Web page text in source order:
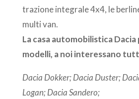
trazione integrale 4x4, le
multi van.
La casa automobilisticaDacia
modelli, a noi interessano
Dacia Dokker; Dacia Duster;
Logan; Dacia Sandero;